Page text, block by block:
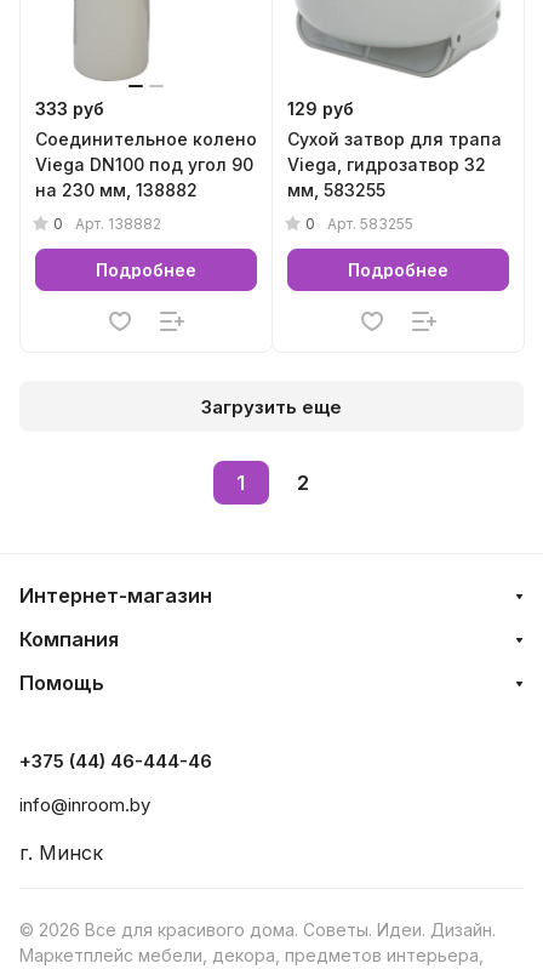
333 руб
Соединительное колено
Viega DN100 под угол 90
на 230 мм, 138882
0 Арт. 138882
Подробнее
129 руб
Сухой затвор для трапа
Viega, гидрозатвор 32
мм, 583255
0 Арт. 583255
Подробнее
Загрузить еще
1 2
Интернет-магазин
Компания
Помощь
+375 (44) 46-444-46
info@inroom.by
г. Минск
© 2026 Все для красивого дома. Советы. Идеи. Дизайн.
Маркетплейс мебели, декора, предметов интерьера,